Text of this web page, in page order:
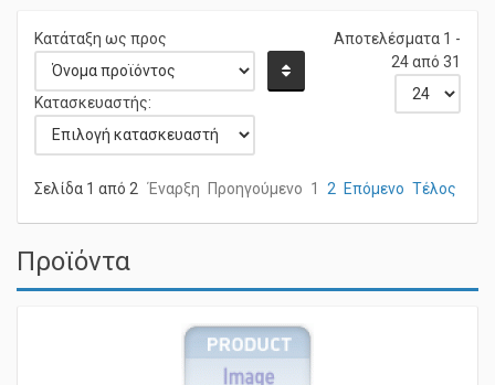
Κατάταξη ως προς
Κατασκευαστής:
Αποτελέσματα 1 -
24 από 31
Έναρξη Προηγούμενο Επόμενο Τέλος
Προϊόντα